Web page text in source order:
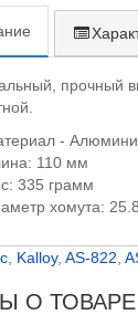
прочный
-
110 мм
335 грамм
хомута:
Kalloy, AS-822
О ТОВАРЕ